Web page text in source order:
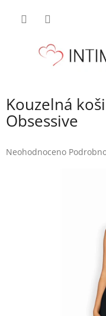
Kouzelná
Obsessive
Průměrné
Neohodnoceno